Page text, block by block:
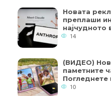
Новата
преплаши
најчудното
14
(ВИДЕО)
паметните
Погледнете
10